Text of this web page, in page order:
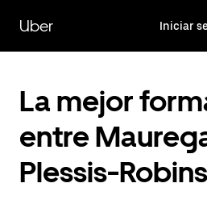
contenido
principal
Uber Iniciar
La mejor
entre
Plessis-